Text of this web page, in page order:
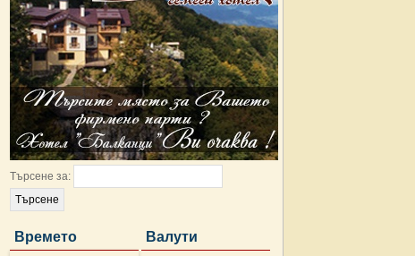
Търсене за:
Времето Валути